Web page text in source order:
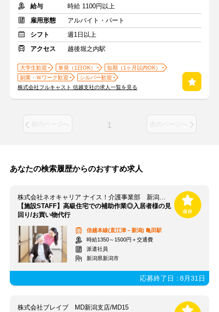
給与
時給 1100円以上
雇用形態
アルバイト・パート
シフト
週1日以上
アクセス
越後堀之内駅
大学生歓迎 単発（1日OK）
短期（1ヶ月以内OK）
副業・Ｗワーク歓迎
シルバー歓迎
株式会社フルキャスト 信越支社の求人一覧を見る
前のページへ 1 次のページへ
あなたの検索履歴からのおすすめ求人
株式会社ネオキャリア ナイス！介護事業部 新潟支店／NGT
【施設STAFF】高級住宅での補助作業◎入居者様の見
回り/お買い物代行
信越本線(直江津－新潟) 亀田駅
時給1350～1500円＋交通費
派遣社員
新潟県新潟市
応募終了日：8月31日
株式会社ブレイブ MD新潟支店/MD15